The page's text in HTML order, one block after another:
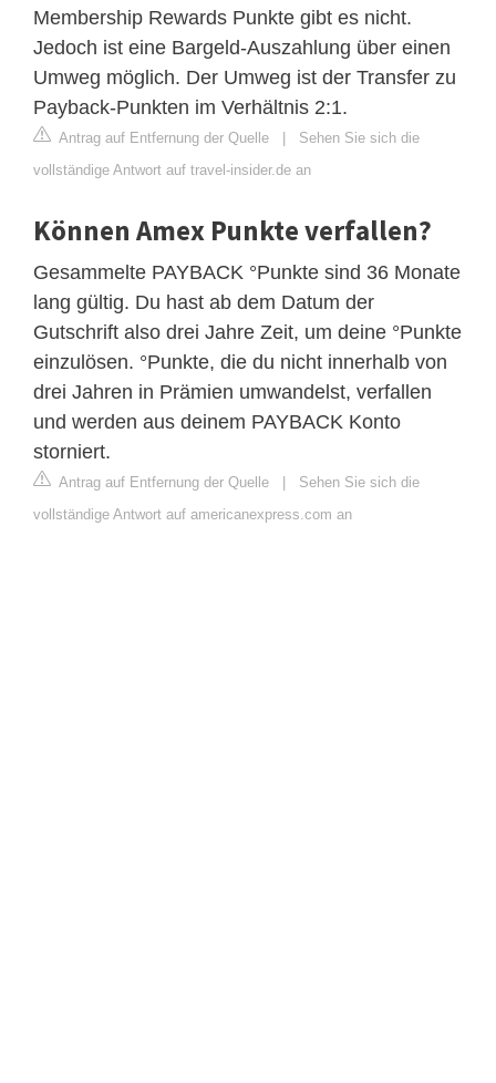
Membership Rewards Punkte gibt es nicht.
Jedoch ist eine Bargeld-Auszahlung über einen
Umweg möglich. Der Umweg ist der Transfer zu
Payback-Punkten im Verhältnis 2:1.
Antrag auf Entfernung der Quelle | Sehen Sie sich die
vollständige Antwort auf travel-insider.de an
Können Amex Punkte verfallen?
Gesammelte PAYBACK °Punkte sind 36 Monate
lang gültig. Du hast ab dem Datum der
Gutschrift also drei Jahre Zeit, um deine °Punkte
einzulösen. °Punkte, die du nicht innerhalb von
drei Jahren in Prämien umwandelst, verfallen
und werden aus deinem PAYBACK Konto
storniert.
Antrag auf Entfernung der Quelle | Sehen Sie sich die
vollständige Antwort auf americanexpress.com an